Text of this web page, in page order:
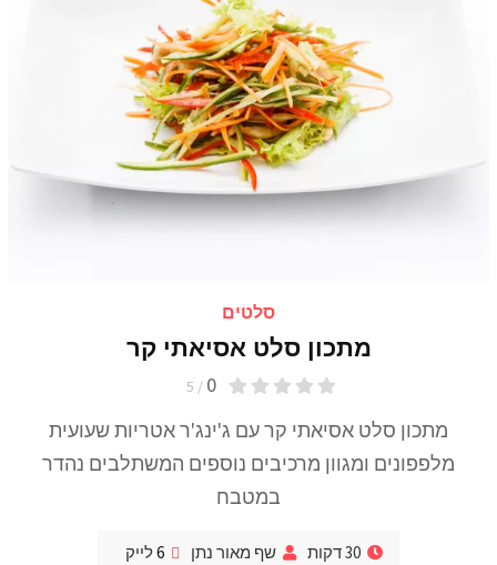
סלטים
מתכון סלט אסיאתי קר
0
/ 5
מתכון סלט אסיאתי קר עם ג'ינג'ר אטריות שעועית
מלפפונים ומגוון מרכיבים נוספים המשתלבים נהדר
במטבח
30 דקות שף מאור נתן 6לייק